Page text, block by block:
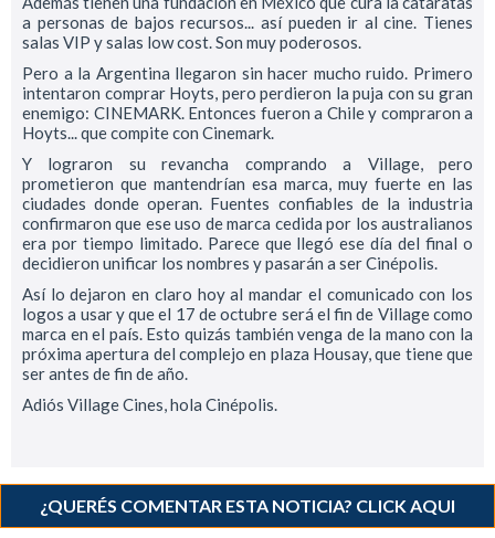
a personas de bajos recursos... así pueden ir al cine. Tienes
salas VIP y salas low cost. Son muy poderosos.
Pero a la Argentina llegaron sin hacer mucho ruido. Primero
intentaron comprar Hoyts, pero perdieron la puja con su gran
enemigo: CINEMARK. Entonces fueron a Chile y compraron a
Hoyts... que compite con Cinemark.
Y lograron su revancha comprando a Village, pero
prometieron que mantendrían esa marca, muy fuerte en las
ciudades donde operan. Fuentes confiables de la industria
confirmaron que ese uso de marca cedida por los australianos
era por tiempo limitado. Parece que llegó ese día del final o
decidieron unificar los nombres y pasarán a ser Cinépolis.
Así lo dejaron en claro hoy al mandar el comunicado con los
logos a usar y que el 17 de octubre será el fin de Village como
marca en el país. Esto quizás también venga de la mano con la
próxima apertura del complejo en plaza Housay, que tiene que
ser antes de fin de año.
Adiós Village Cines, hola Cinépolis.
¿QUERÉS COMENTAR ESTA NOTICIA? CLICK AQUI